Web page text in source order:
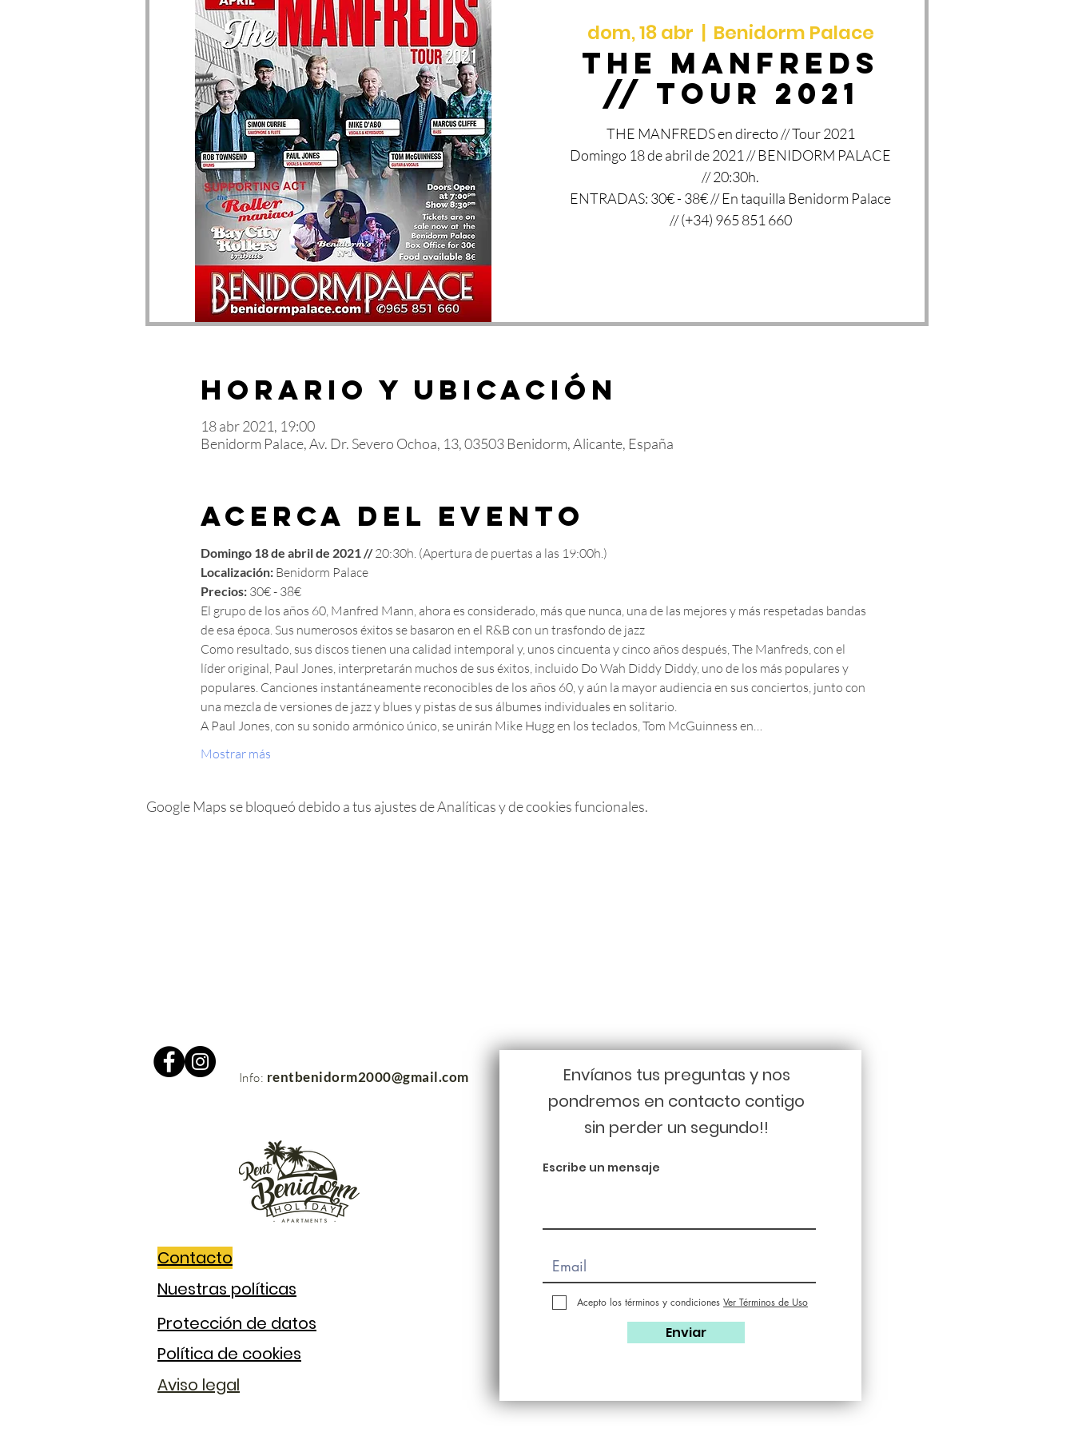
dom, 18 abr
  |
Benidorm Palace
THE MANFREDS
// Tour 2021
THE MANFREDS en directo // Tour 2021
Domingo 18 de abril de 2021 // BENIDORM PALACE
// 20:30h.
ENTRADAS: 30€ - 38€ // En taquilla Benidorm Palace
// (+34) 965 851 660
Horario y ubicación
18 abr 2021, 19:00
Benidorm Palace, Av. Dr. Severo Ochoa, 13, 03503 Benidorm, Alicante, España
Acerca del evento
Domingo 18 de abril de 2021 // 20:30h. (Apertura de puertas a las 19:00h.)
Localización: Benidorm Palace
Precios: 30€ - 38€
El grupo de los años 60, Manfred Mann, ahora es considerado, más que nunca, una de las mejores y más respetadas bandas
de esa época. Sus numerosos éxitos se basaron en el R&B con un trasfondo de jazz
Como resultado, sus discos tienen una calidad intemporal y, unos cincuenta y cinco años después, The Manfreds, con el
líder original, Paul Jones, interpretarán muchos de sus éxitos, incluido Do Wah Diddy Diddy, uno de los más populares y
populares. Canciones instantáneamente reconocibles de los años 60, y aún la mayor audiencia en sus conciertos, junto con
una mezcla de versiones de jazz y blues y pistas de sus álbumes individuales en solitario.
A Paul Jones, con su sonido armónico único, se unirán Mike Hugg en los teclados, Tom McGuinness en…
Mostrar más
Google Maps se bloqueó debido a tus ajustes de Analíticas y de cookies funcionales.
Info: rentbenidorm2000@gmail.com
Contacto
Nuestras políticas
Protección de datos
Política de cookies
Aviso legal
Envíanos tus preguntas y nos
pondremos en contacto contigo
sin perder un segundo!!
Escribe un mensaje
Acepto los términos y condiciones Ver Términos de Uso
Enviar